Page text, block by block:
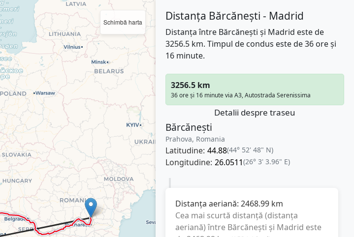
Schimbă harta Distanța Bărcănești - Madrid
Distanța între Bărcănești și Madrid este de
3256.5 km. Timpul de condus este de 36 ore și
16 minute.
3256.5 km
36 ore și 16 minute via A3, Autostrada Serenissima
Detalii despre traseu
Bărcănești
Prahova, Romania
Latitudine: 44.88(44° 52' 48" N)
Longitudine: 26.0511(26° 3' 3.96" E)
Distanța aeriană: 2468.99 km
Cea mai scurtă distanță (distanța
aeriană) între Bărcănești și Madrid este